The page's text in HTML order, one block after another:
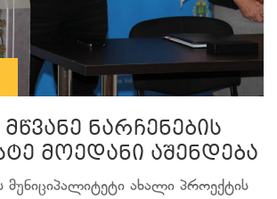
ნარჩენების
მოედანი აშენდება
მუნიციპალიტეტი ახალი პროექტის